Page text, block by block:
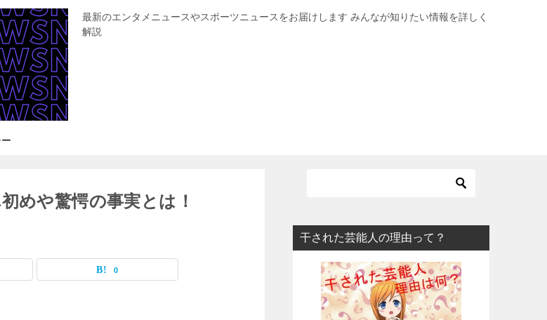
最新のエンタメニュースやスポーツニュースをお届けします みんなが知りたい情報を詳しく
解説
めや驚愕の事実とは！
0
干された芸能人の理由って？